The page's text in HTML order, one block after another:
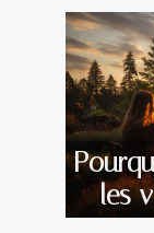
les